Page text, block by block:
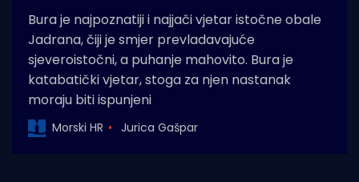
Bura je najpoznatiji i najjači vjetar istočne obale
Jadrana, čiji je smjer prevladavajuće
sjeveroistočni, a puhanje mahovito. Bura je
katabatički vjetar, stoga za njen nastanak
moraju biti ispunjeni
Morski HR Jurica Gašpar